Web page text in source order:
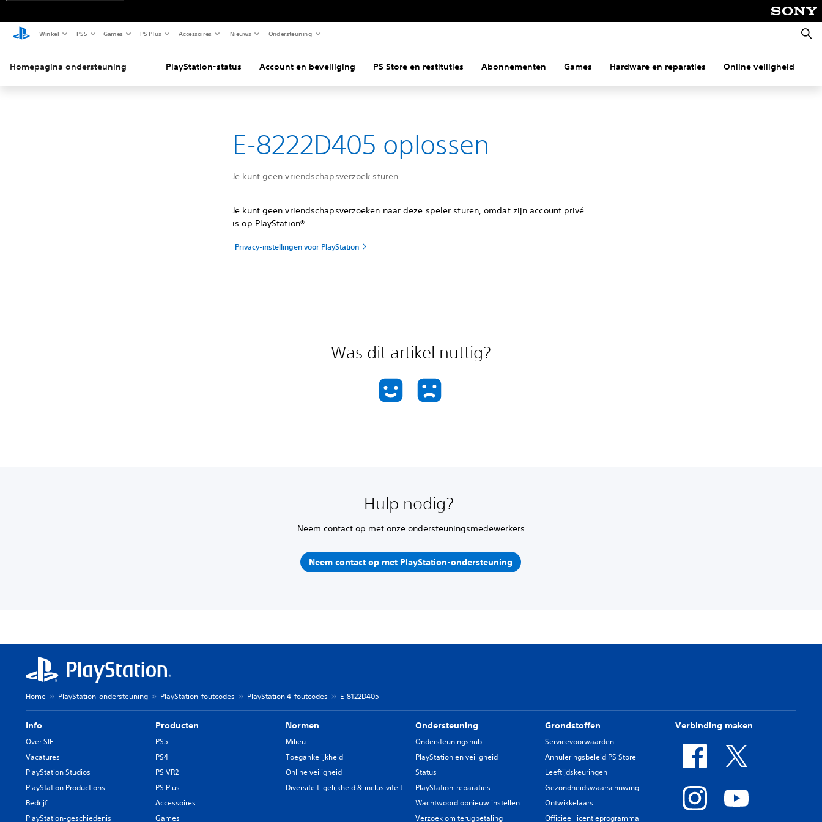
Winkel PS5 Games PS Plus Accessoires Nieuws Ondersteuning
Homepagina ondersteuning PlayStation-status Account en beveiliging PS Store en restituties Abonnementen Games Hardware en reparaties Online veiligheid
E-8222D405 oplossen
Je kunt geen vriendschapsverzoek sturen.
Je kunt geen vriendschapsverzoeken naar deze speler sturen, omdat zijn account privé
is op PlayStation®.
Privacy-instellingen voor PlayStation
Was dit artikel nuttig?
Hulp nodig?
Neem contact op met onze ondersteuningsmedewerkers
Neem contact op met PlayStation-ondersteuning
Home PlayStation-ondersteuning PlayStation-foutcodes PlayStation 4-foutcodes E-8122D405
Info
Over SIE
Vacatures
PlayStation Studios
PlayStation Productions
Bedrijf
PlayStation-geschiedenis
Producten
PS5
PS4
PS VR2
PS Plus
Accessoires
Games
Normen
Milieu
Toegankelijkheid
Online veiligheid
Diversiteit, gelijkheid & inclusiviteit
Ondersteuning
Ondersteuningshub
PlayStation en veiligheid
Status
PlayStation-reparaties
Wachtwoord opnieuw instellen
Verzoek om terugbetaling
Grondstoffen
Servicevoorwaarden
Annuleringsbeleid PS Store
Leeftijdskeuringen
Gezondheidswaarschuwing
Ontwikkelaars
Officieel licentieprogramma
Verbinding maken